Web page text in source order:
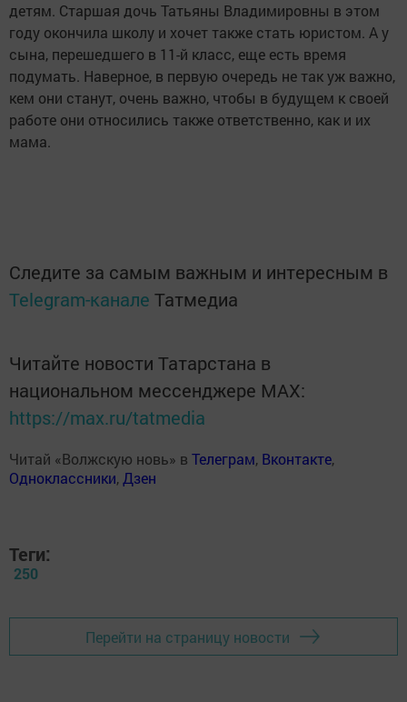
детям. Старшая дочь Татьяны Владимировны в этом
году окончила школу и хочет также стать юристом. А у
сына, перешедшего в 11-й класс, еще есть время
подумать. Наверное, в первую очередь не так уж важно,
кем они станут, очень важно, чтобы в будущем к своей
работе они относились также ответственно, как и их
мама.
Следите за самым важным и интересным в
Telegram-канале Татмедиа
Читайте новости Татарстана в
национальном мессенджере MАХ:
https://max.ru/tatmedia
Читай «Волжскую новь» в Телеграм, Вконтакте,
Одноклассники,Дзен
Теги:
250
Перейти на страницу новости